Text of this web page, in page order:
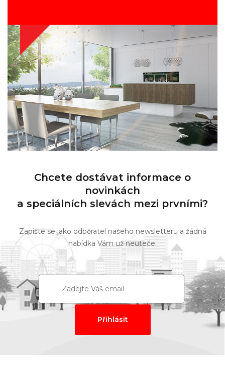
Chcete dostávat informace o
novinkách
a speciálních slevách mezi prvními?
Zapište se jako odběratel našeho newsletteru a žádná
nabídka Vám už neuteče.